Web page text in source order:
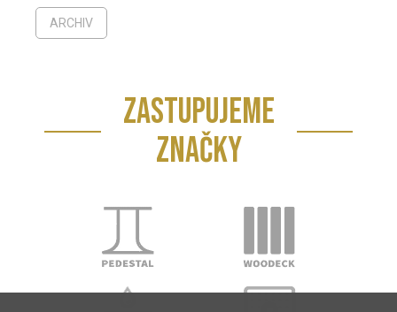
ARCHIV
ZASTUPUJEME
ZNAČKY